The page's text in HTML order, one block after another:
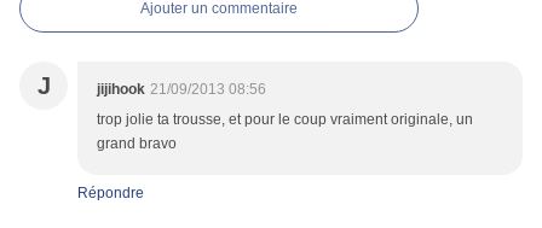
Ajouter un commentaire
J jijihook 21/09/2013 08:56
trop jolie ta trousse, et pour le coup vraiment originale, un
grand bravo
Répondre